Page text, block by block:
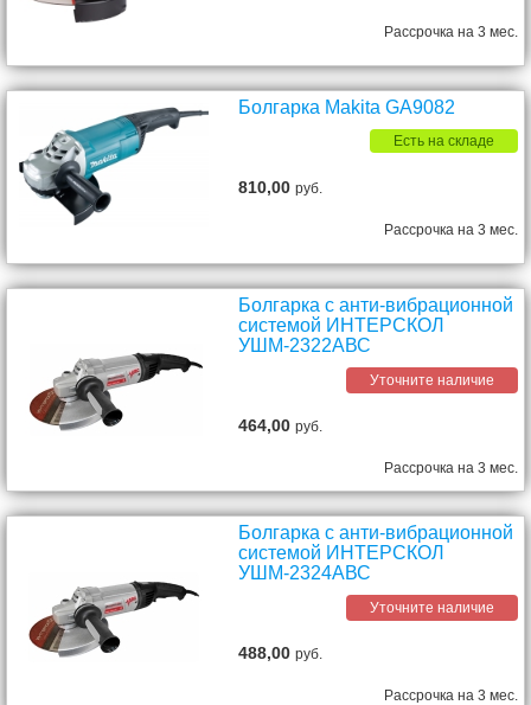
Рассрочка на 3 мес.
Болгарка Makita GA9082
Есть на складе
810,00руб.
Рассрочка на 3 мес.
Болгарка с анти-вибрационной
системой ИНТЕРСКОЛ
УШМ-2322АВС
Уточните наличие
464,00руб.
Рассрочка на 3 мес.
Болгарка с анти-вибрационной
системой ИНТЕРСКОЛ
УШМ-2324АВС
Уточните наличие
488,00руб.
Рассрочка на 3 мес.